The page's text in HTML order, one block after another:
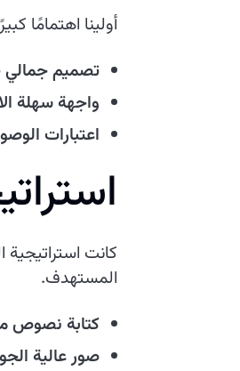
أولينا اهتمامًا
تصميم
واجهة سهلة
اعتبارات
كانت
المستهدف.
كتابة نصوص
صور عالية